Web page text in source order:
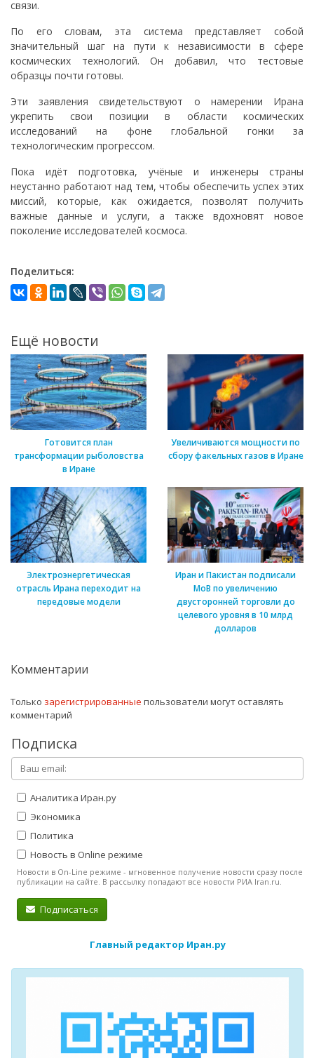
связи.
По его словам, эта система представляет собой
значительный шаг на пути к независимости в сфере
космических технологий. Он добавил, что тестовые
образцы почти готовы.
Эти заявления свидетельствуют о намерении Ирана
укрепить свои позиции в области космических
исследований на фоне глобальной гонки за
технологическим прогрессом.
Пока идёт подготовка, учёные и инженеры страны
неустанно работают над тем, чтобы обеспечить успех этих
миссий, которые, как ожидается, позволят получить
важные данные и услуги, а также вдохновят новое
поколение исследователей космоса.
Поделиться:
Ещё новости
Готовится план
трансформации рыболовства
в Иране
Увеличиваются мощности по
сбору факельных газов в Иране
Электроэнергетическая
отрасль Ирана переходит на
передовые модели
Иран и Пакистан подписали
МоВ по увеличению
двусторонней торговли до
целевого уровня в 10 млрд
долларов
Комментарии
Только зарегистрированные пользователи могут оставлять
комментарий
Подписка
Аналитика Иран.ру
Экономика
Политика
Новость в Online режиме
Новости в On-Line режиме - мгновенное получение новости сразу после
публикации на сайте. В рассылку попадают все новости РИА Iran.ru.
Подписаться
Главный редактор Иран.ру